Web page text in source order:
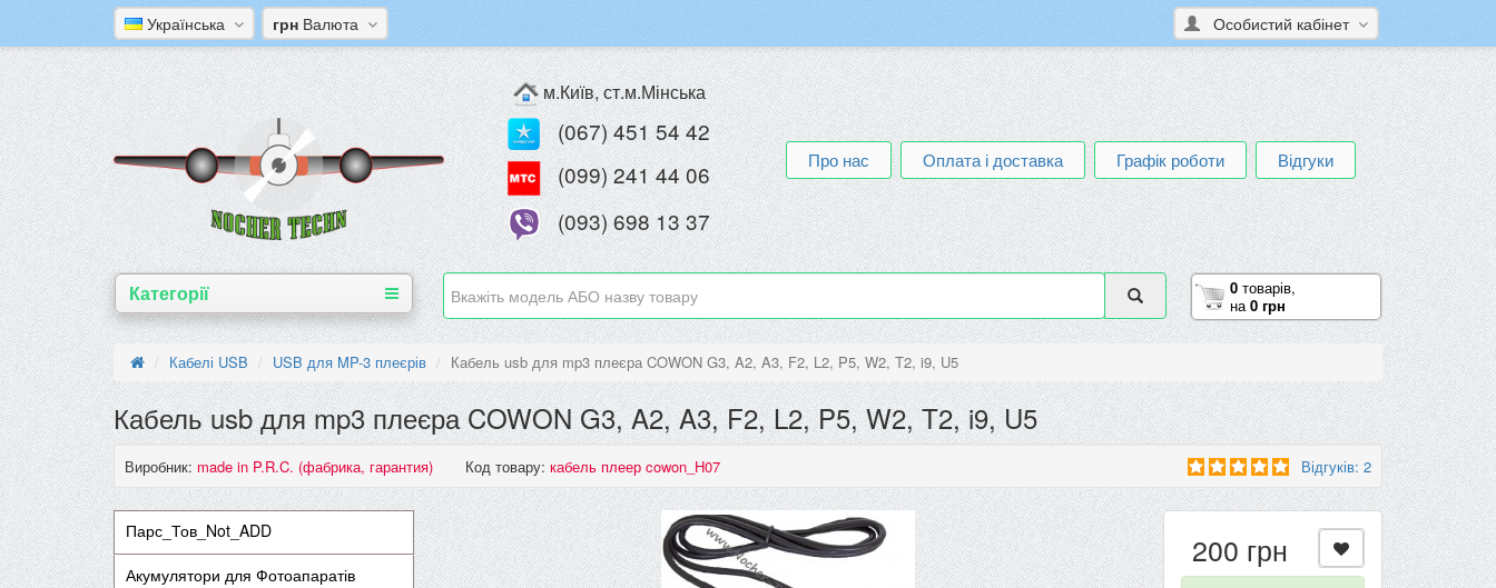
Українська грн Валюта Особистий кабінет
м.Київ, ст.м.Мінська
(067) 451 54 42
(099) 241 44 06
(093) 698 13 37
Про нас Оплата і доставка Графік роботи Відгуки
0товарів,
на0 грн
Категорії
Кабелі USB USB для MP-3 плеєрів Кабель usb для mp3 плеєра COWON G3, A2, A3, F2, L2, P5, W2, T2, i9, U5
Кабель usb для mp3 плеєра COWON G3, A2, A3, F2, L2, P5, W2, T2, i9, U5
Виробник: made in P.R.C. (фабрика, гарантия) Код товару: кабель плеер cowon_H07 Відгуків: 2
Парс_Тов_Not_ADD
Акумулятори для Фотоапаратів
200 грн